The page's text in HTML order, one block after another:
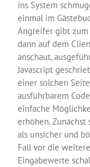
ins System
einmal im
Angreifer gibt
dann auf dem
anschaut,
Javascript
einer solchen
ausführbarem
einfache
erhöhen.
als unsicher und
Fall vor die
Eingabewerte